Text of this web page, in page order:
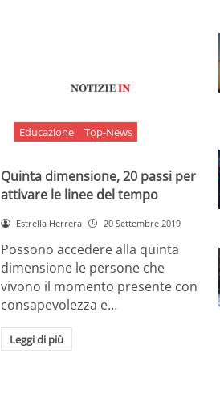
Educazione Top-News
Quinta dimensione, 20 passi per
attivare le linee del tempo
Estrella Herrera 20 Settembre 2019
Possono accedere alla quinta
dimensione le persone che
vivono il momento presente con
consapevolezza e…
Leggi di più